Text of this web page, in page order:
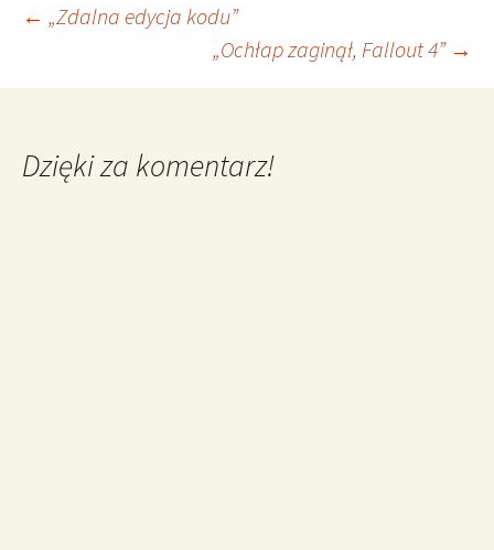
Nawigacja
wpisu
← „Zdalna edycja kodu”
„Ochłap zaginął, Fallout 4” →
Dzięki za komentarz!